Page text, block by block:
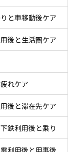
と車移動後ケア
後と生活圏ケア
れケア
後と滞在先ケア
鉄利用後と乗り
利用後と用事後